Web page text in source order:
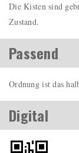
Die Kisten sind
Zustand.
Passend
Ordnung ist das
Digital